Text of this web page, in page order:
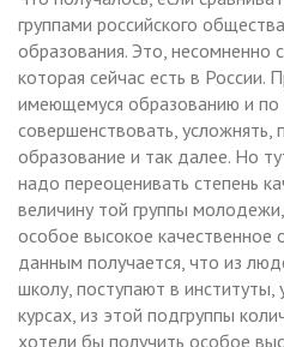
группами российского
образования. Это, несомненно
которая сейчас есть в России.
имеющемуся образованию и
совершенствовать, усложнять,
образование и так далее. Но
надо переоценивать степень
величину той группы
особое высокое качественное
данным получается, что из
школу, поступают в институты,
курсах, из этой подгруппы
хотели бы получить особое